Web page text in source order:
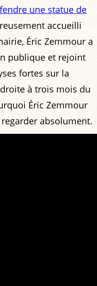
une statue de
accueilli
Éric Zemmour a
publique et rejoint
fortes sur la
à trois mois du
Éric Zemmour
absolument.